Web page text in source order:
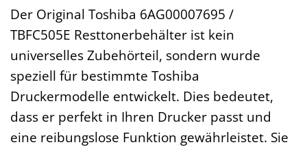
Der Original Toshiba 6AG00007695 /
TBFC505E Resttonerbehälter ist kein
universelles Zubehörteil, sondern wurde
speziell für bestimmte Toshiba
Druckermodelle entwickelt. Dies bedeutet,
dass er perfekt in Ihren Drucker passt und
eine reibungslose Funktion gewährleistet. Sie